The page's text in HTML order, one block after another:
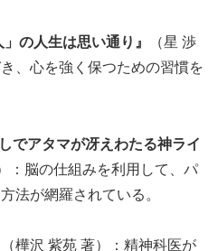
の人生は思い通り』
（星 渉
、心を強く保つための習慣を
でアタマが冴えわたる神ライ
：脳の仕組みを利用して、パ
法が網羅されている。
（樺沢 紫苑 著）：精神科医が